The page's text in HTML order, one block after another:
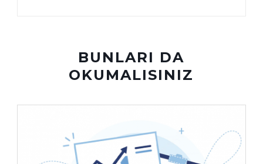
BUNLARI DA
OKUMALISINIZ